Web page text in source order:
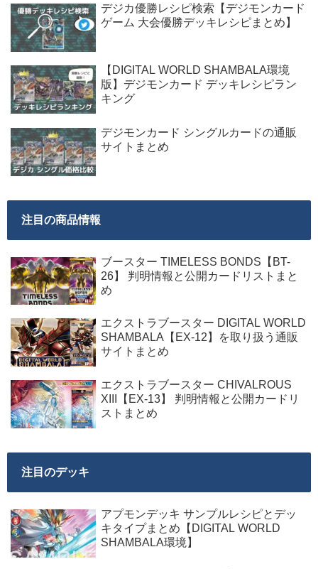
デジカ優勝レシピ検索【デジモンカード
ゲーム 大会優勝デッキレシピまとめ】
【DIGITAL WORLD SHAMBALA環境
版】デジモンカード デッキレシピラン
キング
デジモンカード シングルカードの通販
サイトまとめ
注目の商品情報
ブースター TIMELESS BONDS【BT-
26】 判明情報と公開カードリストまと
め
エクストラブースター DIGITAL WORLD
SHAMBALA【EX-12】を取り扱う通販
サイトまとめ
エクストラブースター CHIVALROUS
XIII【EX-13】 判明情報と公開カードリ
ストまとめ
注目のデッキ
アプモンデッキ サンプルレシピとデッ
キタイプまとめ【DIGITAL WORLD
SHAMBALA環境】